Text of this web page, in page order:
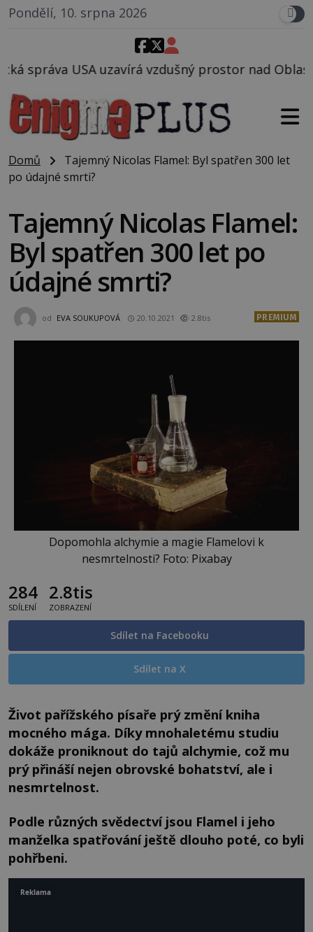
Pondělí, 10. srpna 2026
vzdušný prostor nad Oblastí 51, mohlo to
Domů
Tajemný Nicolas Flamel: Byl spatřen 300 let
po údajné smrti?
Tajemný Nicolas Flamel:
Byl spatřen 300 let po
údajné smrti?
od EVA SOUKUPOVÁ 20.10.2021 2.8tis PREMIUM
Dopomohla alchymie a magie Flamelovi k
nesmrtelnosti? Foto: Pixabay
284
SDÍLENÍ
2.8tis
ZOBRAZENÍ
Sdílet na Facebooku
Sdílet na X
Život pařížského písaře prý změní kniha
mocného mága. Díky mnohaletému studiu
dokáže proniknout do tajů alchymie, což mu
prý přináší nejen obrovské bohatství, ale i
nesmrtelnost.
Podle různých svědectví jsou Flamel i jeho
manželka spatřování ještě dlouho poté, co byli
pohřbeni.
Reklama